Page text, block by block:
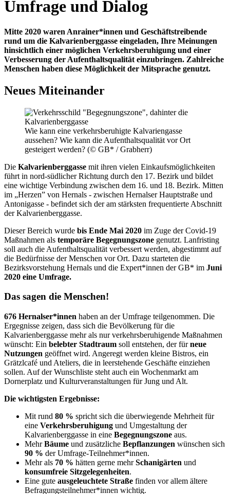
Umfrage und Dialog
Mitte 2020 waren Anrainer*innen und Geschäftstreibende
rund um die Kalvarienberggasse eingeladen, Ihre Meinungen
hinsichtlich einer möglichen Verkehrsberuhigung und einer
Verbesserung der Aufenthaltsqualität einzubringen. Zahlreiche
Menschen haben diese Möglichkeit der Mitsprache genutzt.
Neues Miteinander
Wie kann eine verkehrsberuhigte Kalvariengasse
aussehen? Wie kann die Aufenthaltsqualität vor Ort
gesteigert werden? (© GB* / Grabherr)
Die Kalvarienberggasse mit ihren vielen Einkaufsmöglichkeiten
führt in nord-südlicher Richtung durch den 17. Bezirk und bildet
eine wichtige Verbindung zwischen dem 16. und 18. Bezirk. Mitten
im „Herzen” von Hernals - zwischen Hernalser Hauptstraße und
Antonigasse - befindet sich der am stärksten frequentierte Abschnitt
der Kalvarienberggasse.
Dieser Bereich wurde bis Ende Mai 2020 im Zuge der Covid-19
Maßnahmen als temporäre Begegnungszone genutzt. Lanfristing
soll auch die Aufenthaltsqualität verbessert werden, abgestimmt auf
die Bedürfnisse der Menschen vor Ort. Dazu starteten die
Bezirksvorstehung Hernals und die Expert*innen der GB* im Juni
2020 eine Umfrage.
Das sagen die Menschen!
676 Hernalser*innen haben an der Umfrage teilgenommen. Die
Ergegnisse zeigen, dass sich die Bevölkerung für die
Kalvarienberggasse mehr als nur verkehrsberuhigende Maßnahmen
wünscht: Ein belebter Stadtraum soll entstehen, der fürneue
Nutzungen geöffnet wird. Angeregt werden kleine Bistros, ein
Grätzlcafé und Ateliers, die in leerstehende Geschäfte einziehen
sollen. Auf der Wunschliste steht auch ein Wochenmarkt am
Dornerplatz und Kulturveranstaltungen für Jung und Alt.
Die wichtigsten Ergebnisse:
Mit rund 80 % spricht sich die überwiegende Mehrheit für
eine Verkehrsberuhigung und Umgestaltung der
Kalvarienberggasse in eine Begegnungszone aus.
MehrBäume und zusätzliche Bepflanzungen wünschen sich
90 % der Umfrage-Teilnehmer*innen.
Mehr als 70 % hätten gerne mehrSchanigärten und
konsumfreie Sitzgelegenheiten.
Eine gute ausgeleuchtete Straße finden vor allem ältere
Befragungsteilnehmer*innen wichtig.